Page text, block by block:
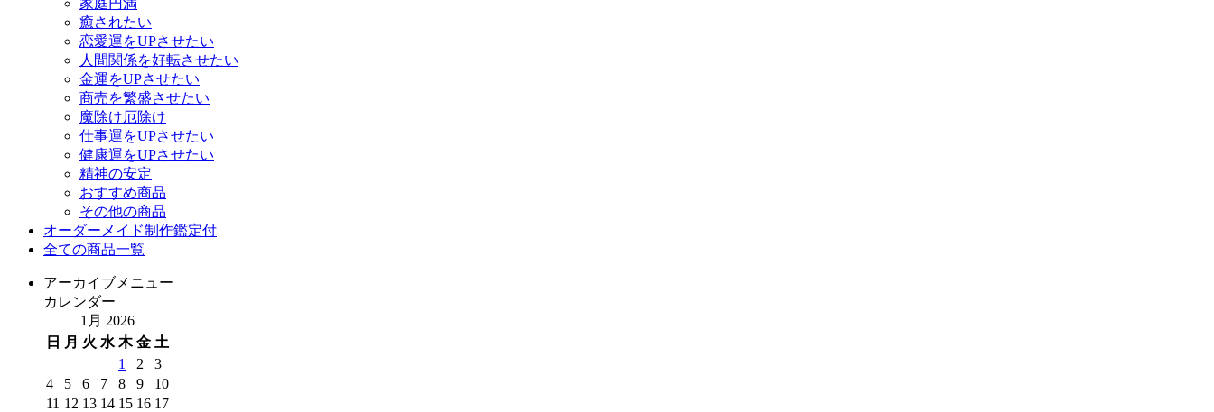
癒されたい
恋愛運をUPさせたい
人間関係を好転させたい
金運をUPさせたい
商売を繁盛させたい
魔除け厄除け
仕事運をUPさせたい
健康運をUPさせたい
精神の安定
おすすめ商品
その他の商品
オーダーメイド制作鑑定付
全ての商品一覧
アーカイブメニュー
カレンダー
1月 2026
日
月 火 水 木 金 土
1 2
3
4
5 6 7 8 9
10
11 12 13 14 15 16 17